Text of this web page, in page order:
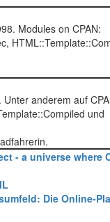
Modules on CPAN:
anderem auf
und
- a universe where
Die Online-